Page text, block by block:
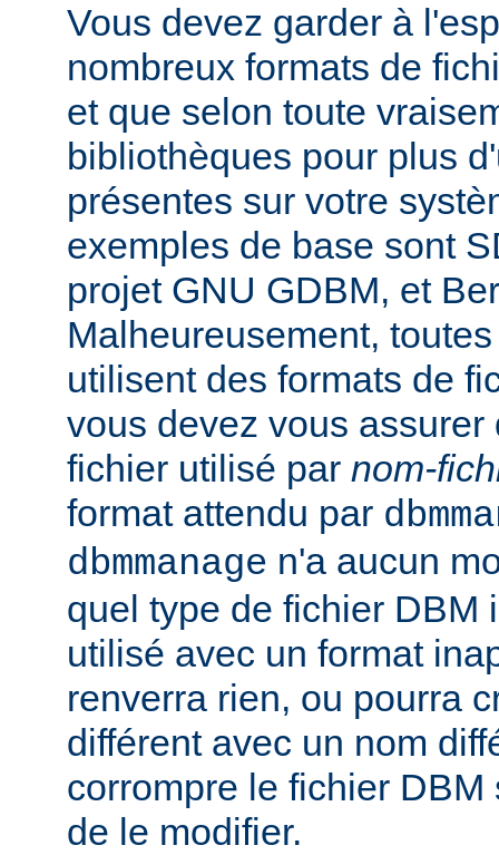
Vous devez garder à
nombreux formats de
et que selon toute
bibliothèques pour plus
présentes sur votre
exemples de base sont
projet GNU GDBM, et
Malheureusement,
utilisent des formats de
vous devez vous assurer
fichier utilisé par nom-
format attendu par
dbmmanage n'a aucun
quel type de fichier DBM
utilisé avec un format
renverra rien, ou pourra
différent avec un nom
corrompre le fichier
de le modifier.